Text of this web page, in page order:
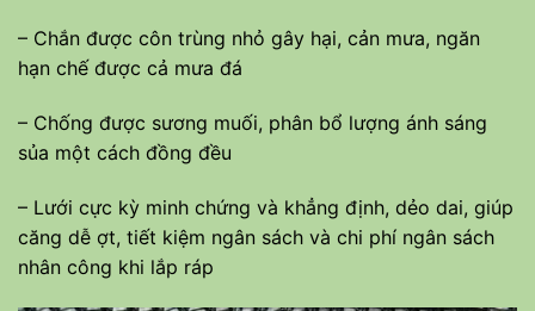
– Chắn được côn trùng nhỏ gây hại, cản mưa, ngăn
hạn chế được cả mưa đá
– Chống được sương muối, phân bổ lượng ánh sáng
sủa một cách đồng đều
– Lưới cực kỳ minh chứng và khẳng định, dẻo dai, giúp
căng dễ ợt, tiết kiệm ngân sách và chi phí ngân sách
nhân công khi lắp ráp